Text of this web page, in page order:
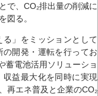
で、CO₂排出量の削減に
図る。
」をミッションとして
開発・運転を行ってお
蓄電池活用ソリューショ
益最大化を同時に実現
再エネ普及と企業のCO₂